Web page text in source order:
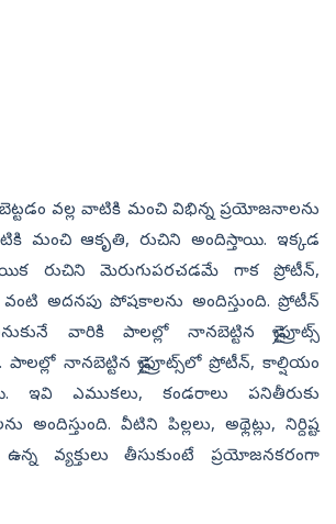
వల్ల వాటికి మంచి విభిన్న ప్రయోజనాలను
మంచి ఆకృతి, రుచిని అందిస్తాయి. ఇక్కడ
రుచిని మెరుగుపరచడమే గాక ప్రోటీన్‌,
అదనపు పోషకాలను అందిస్తుంది. ప్రోటీన్‌
వారికి పాలల్లో నానబెట్టిన డ్రైఫ్రూట్స్‌
నానబెట్టిన డ్రైఫ్రూట్స్‌లో ప్రోటీన్‌, కాల్షియం
ఇవి ఎముకలు, కండరాలు పనితీరుకు
వీటిని పిల్లలు, అథ్లెట్లు, నిర్దిష్ట
వ్యక్తులు తీసుకుంటే ప్రయోజనకరంగా